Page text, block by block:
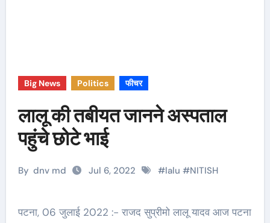
Big News Politics फीचर
लालू की तबीयत जानने अस्पताल
पहुंचे छोटे भाई
By dnv md Jul 6, 2022 #lalu #NITISH
पटना, 06 जुलाई 2022 :- राजद सुप्रीमो लालू यादव आज पटना